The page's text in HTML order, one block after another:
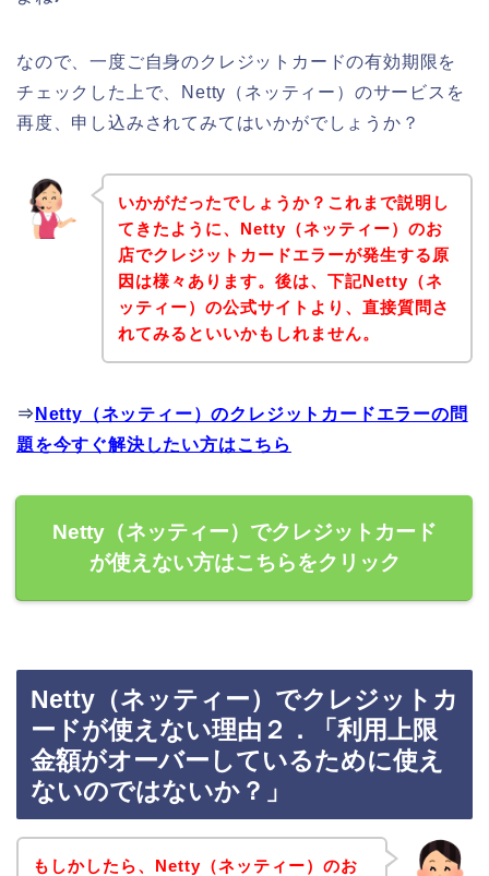
なので、一度ご自身のクレジットカードの有効期限を
チェックした上で、Netty（ネッティー）のサービスを
再度、申し込みされてみてはいかがでしょうか？
いかがだったでしょうか？これまで説明し
てきたように、Netty（ネッティー）のお
店でクレジットカードエラーが発生する原
因は様々あります。後は、下記Netty（ネ
ッティー）の公式サイトより、直接質問さ
れてみるといいかもしれません。
⇒ Netty（ネッティー）のクレジットカードエラーの問
題を今すぐ解決したい方はこちら
Netty（ネッティー）でクレジットカード
が使えない方はこちらをクリック
Netty（ネッティー）でクレジットカ
ードが使えない理由２．「利用上限
金額がオーバーしているために使え
ないのではないか？」
もしかしたら、Netty（ネッティー）のお